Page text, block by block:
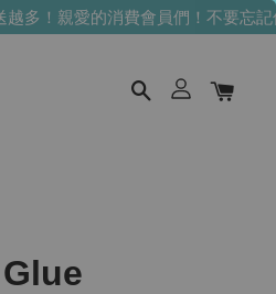
！親愛的消費會員們！不要忘記使